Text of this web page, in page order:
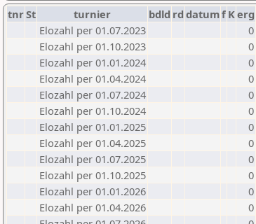
tnrSt turnier bdld rd datumf Kerg
Elozahl per 01.07.2023
0
Elozahl per 01.10.2023
0
Elozahl per 01.01.2024
0
Elozahl per 01.04.2024
0
Elozahl per 01.07.2024
0
Elozahl per 01.10.2024
0
Elozahl per 01.01.2025
0
Elozahl per 01.04.2025
0
Elozahl per 01.07.2025
0
Elozahl per 01.10.2025
0
Elozahl per 01.01.2026
0
Elozahl per 01.04.2026
0